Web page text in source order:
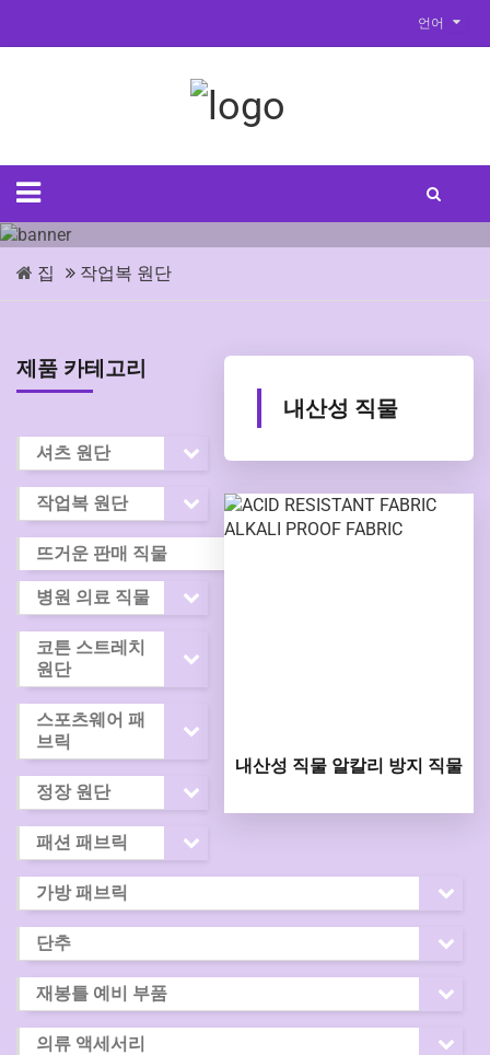
언어
집 작업복 원단
내산성 직물
내산성 직물 알칼리 방지 직물
제품 카테고리
셔츠 원단
작업복 원단
뜨거운 판매 직물
병원 의료 직물
코튼 스트레치
원단
스포츠웨어 패
브릭
정장 원단
패션 패브릭
가방 패브릭
단추
재봉틀 예비 부품
의류 액세서리